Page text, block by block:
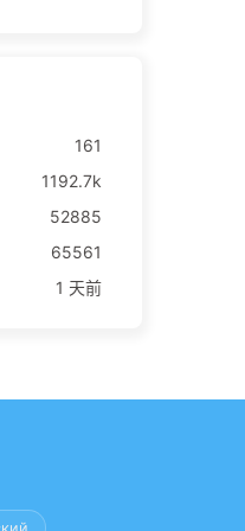
161
1192.7k
52885
65561
1 天前